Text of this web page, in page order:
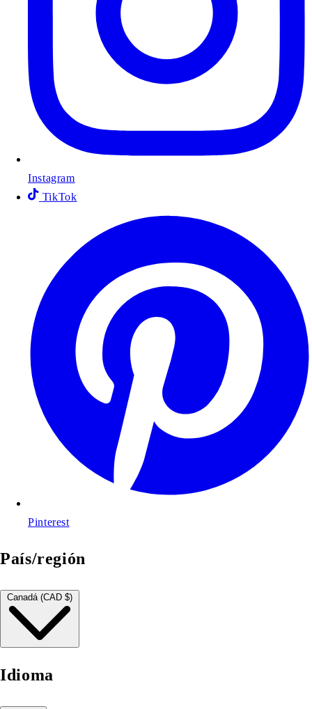
Instagram
TikTok
Pinterest
País/región
Canadá (CAD $)
Idioma